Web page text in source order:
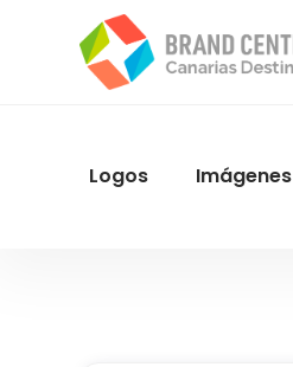
contenido
Logos Imágenes